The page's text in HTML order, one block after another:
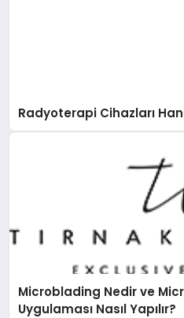
Radyoterapi Cihazları
Microblading Nedir ve
Uygulaması Nasıl Yapılır?